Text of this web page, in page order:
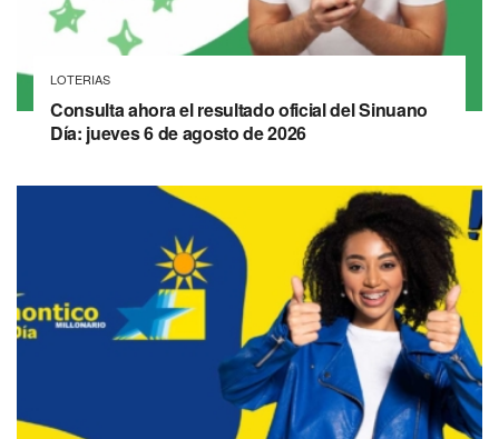
LOTERIAS
Consulta ahora el resultado oficial del Sinuano
Día: jueves 6 de agosto de 2026